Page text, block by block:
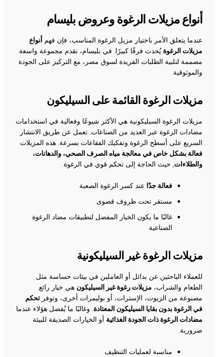
أنواع مزيلات الرغوة وعروض بليسام
عندما يتعلق الأمر باختيار مزيل الرغوة المناسب، فإن فهم أنواع
مزيلات الرغوة يُحدث فرقًا كبيرًا. في بليسام، نقدم مجموعة واسعة
مصممة لتلبية الطلبات الفريدة لسوق مصر، مع التركيز على الجودة
والموثوقية.
مزيلات الرغوة القائمة على السيليكون
مزيلات الرغوة السيليكونية هي الأكثر شيوعًا وفعالية في استخدامات
مضادات الرغوة عبر العديد من الصناعات. تعمل عن طريق الانتشار
السريع على أسطح الرغوة وتفكيك الفقاعات بسرعة. هذه المزيلات
فعالة بشكل خاص في معالجة مياه الصرف الصحي، والدهانات،
والطلاءات, حيث الحاجة إلى تحكم قوي في الرغوة.
فعالة جدًا عند كسر الرغوة الصعبة
مستقر تحت ظروف قصوى
غالبًا ما يكون الخيار المفضل لتطبيقات مضاد الرغوة
الصناعية
مزيلات الرغوة غير السيليكونية
للعملاء الباحثين عن بدائل أو العاملين في بيئات حساسة مثل
الطعام والشراب، مزيلات رغوة غير السيليكون هي خيار رائع.
مصنوعة من الزيوت، الإسترات، أو بوليمرات أخرى، وتوفر تحكم
في الرغوة بدون بقايا السيليكون المعتادة. وغالبًا ما يُفضل هؤلاء عندما
مضادات الرغوة ذات الجودة الغذائية أو الخيارات الصديقة للبيئة
ضرورية.
مناسبة لعمليات التنظيف